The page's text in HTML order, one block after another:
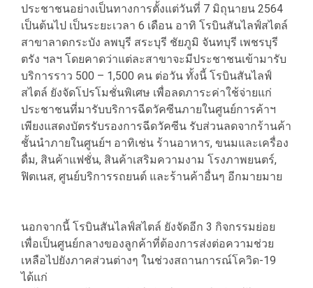
ประชาชนอย่างเป็นทางการตั้งแต่วันที่ 7 มิถุนายน 2564
เป็นต้นไป เป็นระยะเวลา 6 เดือน อาทิ โรบินสันไลฟ์สไตล์
สาขาลาดกระบัง ลพบุรี สระบุรี ชัยภูมิ จันทบุรี เพชรบุรี
ตรัง ฯลฯ โดยคาดว่าแต่ละสาขาจะมีประชาชนเข้ามารับ
บริการราว 500 – 1,500 คน ต่อวัน ทั้งนี้ โรบินสันไลฟ์
สไตล์ ยังจัดโปรโมชั่นพิเศษ เพื่อลดภาระค่าใช้จ่ายแก่
ประชาชนที่มารับบริการฉีดวัคซีนภายในศูนย์การค้าฯ
เพียงแสดงบัตรรับรองการฉีดวัคซีน รับส่วนลดจากร้านค้า
ชั้นนำภายในศูนย์ฯ อาทิเช่น ร้านอาหาร, ขนมและเครื่อง
ดื่ม, สินค้าแฟชั่น, สินค้าเสริมความงาม โรงภาพยนตร์,
ฟิตเนส, ศูนย์บริการรถยนต์ และร้านค้าอื่นๆ อีกมายมาย
นอกจากนี้ โรบินสันไลฟ์สไตล์ ยังจัดอีก 3 กิจกรรมย่อย
เพื่อเป็นศูนย์กลางของลูกค้าที่ต้องการส่งต่อความช่วย
เหลือไปยังภาคส่วนต่างๆ ในช่วงสถานการณ์โควิด-19
ได้แก่